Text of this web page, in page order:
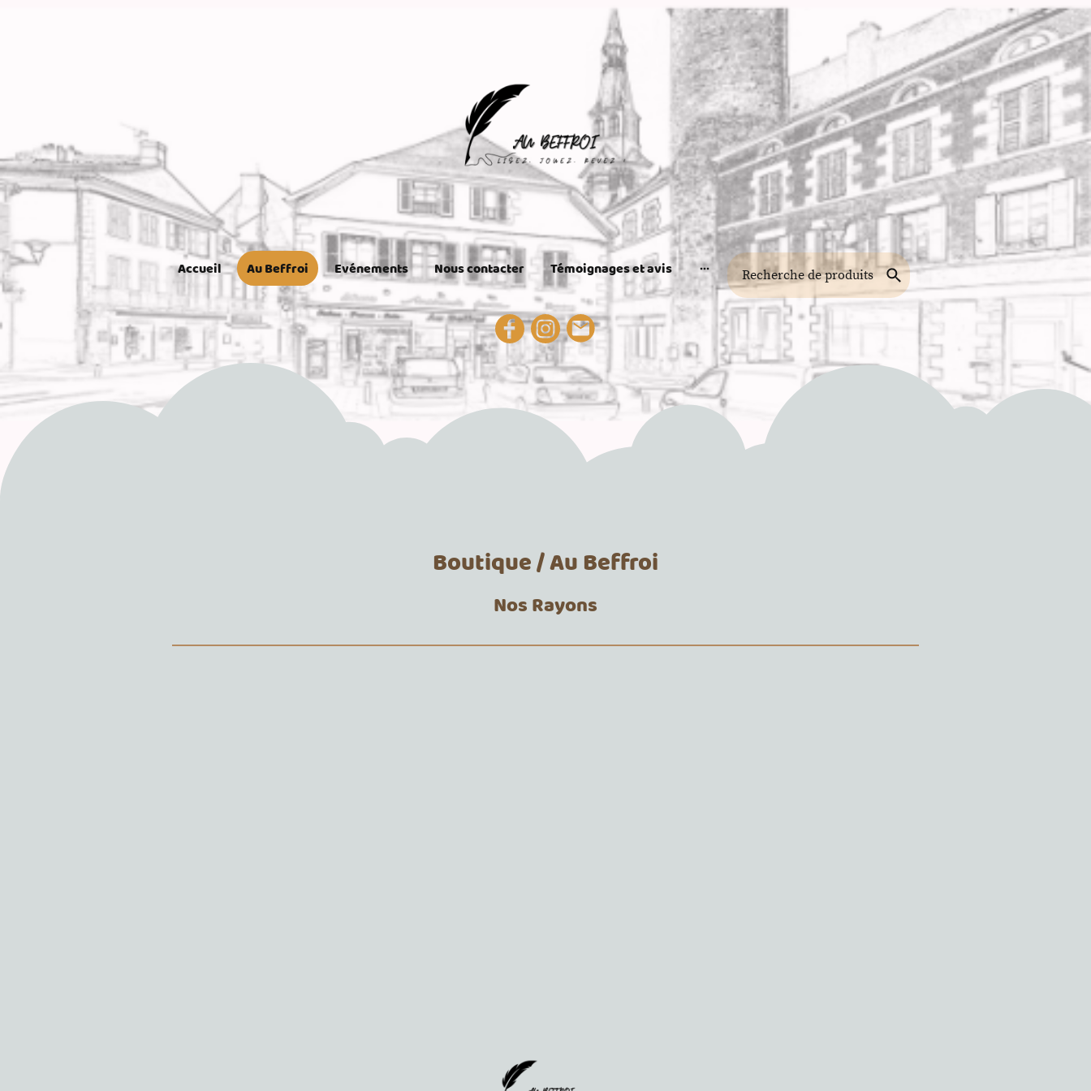
Accueil Au Beffroi Evénements Nous contacter Témoignages et avis
Boutique / Au Beffroi
Nos Rayons